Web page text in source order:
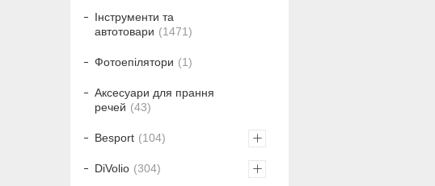
Інструменти та
автотовари
1471
Фотоепілятори 1
Аксесуари для прання
речей
43
Besport 104
DiVolio 304